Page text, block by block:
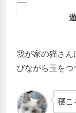
我が家の猫さん
びながら玉をつ
寝こ